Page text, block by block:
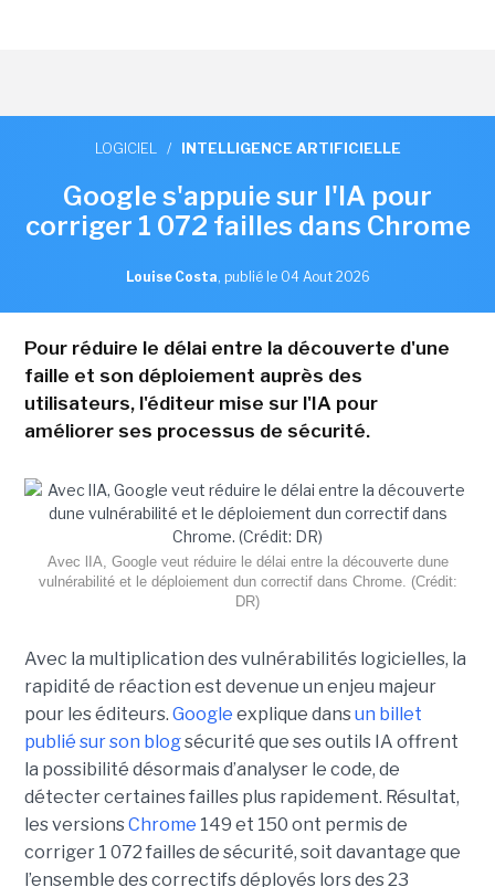
LOGICIEL / INTELLIGENCE ARTIFICIELLE
Google s'appuie sur l'IA pour
corriger 1 072 failles dans Chrome
Louise Costa, publié le 04 Aout 2026
Pour réduire le délai entre la découverte d'une
faille et son déploiement auprès des
utilisateurs, l'éditeur mise sur l'IA pour
améliorer ses processus de sécurité.
Avec lIA, Google veut réduire le délai entre la découverte dune
vulnérabilité et le déploiement dun correctif dans Chrome. (Crédit:
DR)
Avec la multiplication des vulnérabilités logicielles, la
rapidité de réaction est devenue un enjeu majeur
pour les éditeurs. Google explique dansun billet
publié sur son blogsécurité que ses outils IA offrent
la possibilité désormais d’analyser le code, de
détecter certaines failles plus rapidement. Résultat,
les versionsChrome 149 et 150 ont permis de
corriger 1 072 failles de sécurité, soit davantage que
l’ensemble des correctifs déployés lors des 23